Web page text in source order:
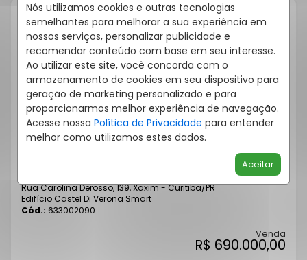
Nós utilizamos cookies e outras tecnologias
semelhantes para melhorar a sua experiência em
nossos serviços, personalizar publicidade e
recomendar conteúdo com base em seu interesse.
Ao utilizar este site, você concorda com o
armazenamento de cookies em seu dispositivo para
geração de marketing personalizado e para
proporcionarmos melhor experiência de navegação.
Acesse nossa Política de Privacidade para entender
melhor como utilizamos estes dados.
Aceitar
Rua Carolina Derosso, 139, Xaxim - Curitiba/PR
Edifício Castel Di Verona Smart
Cód.: 633002090
Venda
R$ 690.000,00